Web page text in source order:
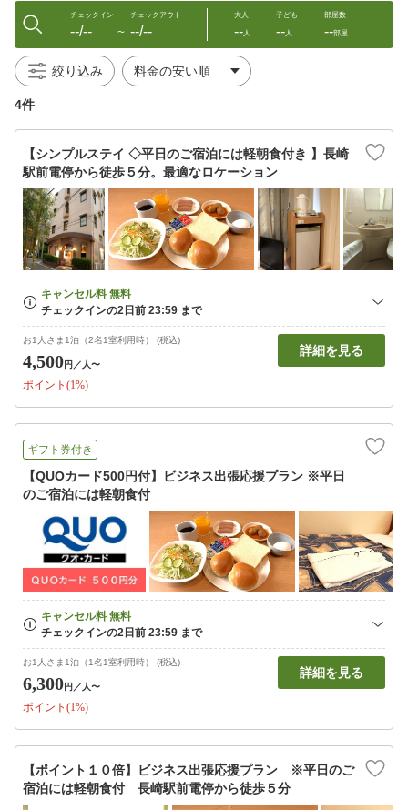
チェックイン
--/-- 〜
チェックアウト
--/--
大人
--人
子ども
--人
部屋数
--部屋
絞り込み
4件
【シンプルステイ ◇平日のご宿泊には軽朝食付き 】長崎
駅前電停から徒歩５分。最適なロケーション
お1人さま1泊（2名1室利用時） (税込)
4,500円 ／人〜
ポイント(1%)
詳細を見る
ギフト券付き
【QUOカード500円付】ビジネス出張応援プラン ※平日
のご宿泊には軽朝食付
お1人さま1泊（1名1室利用時） (税込)
6,300円 ／人〜
ポイント(1%)
詳細を見る
【ポイント１０倍】ビジネス出張応援プラン ※平日のご
宿泊には軽朝食付 長崎駅前電停から徒歩５分